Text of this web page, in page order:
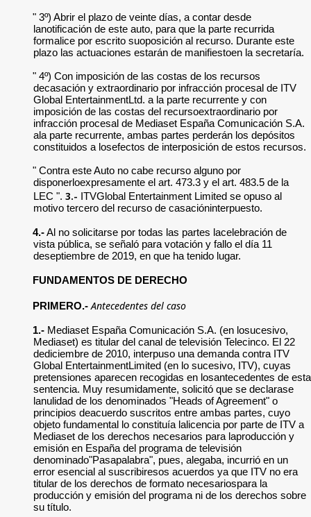
" 3º) Abrir el plazo de veinte días, a contar desde
lanotificación de este auto, para que la parte recurrida
formalice por escrito suoposición al recurso. Durante este
plazo las actuaciones estarán de manifiestoen la secretaría.
" 4º) Con imposición de las costas de los recursos
decasación y extraordinario por infracción procesal de ITV
Global EntertainmentLtd. a la parte recurrente y con
imposición de las costas del recursoextraordinario por
infracción procesal de Mediaset España Comunicación S.A.
ala parte recurrente, ambas partes perderán los depósitos
constituidos a losefectos de interposición de estos recursos.
" Contra este Auto no cabe recurso alguno por
disponerloexpresamente el art. 473.3 y el art. 483.5 de la
LEC ". 3.- ITVGlobal Entertainment Limited se opuso al
motivo tercero del recurso de casacióninterpuesto.
4.-Al no solicitarse por todas las partes lacelebración de
vista pública, se señaló para votación y fallo el día 11
deseptiembre de 2019, en que ha tenido lugar.
FUNDAMENTOS DE DERECHO
PRIMERO.- Antecedentes del caso
1.- Mediaset España Comunicación S.A. (en losucesivo,
Mediaset) es titular del canal de televisión Telecinco. El 22
dediciembre de 2010, interpuso una demanda contra ITV
Global EntertainmentLimited (en lo sucesivo, ITV), cuyas
pretensiones aparecen recogidas en losantecedentes de esta
sentencia. Muy resumidamente, solicitó que se declarase
lanulidad de los denominados "Heads of Agreement" o
principios deacuerdo suscritos entre ambas partes, cuyo
objeto fundamental lo constituía lalicencia por parte de ITV a
Mediaset de los derechos necesarios para laproducción y
emisión en España del programa de televisión
denominado"Pasapalabra", pues, alegaba, incurrió en un
error esencial al suscribiresos acuerdos ya que ITV no era
titular de los derechos de formato necesariospara la
producción y emisión del programa ni de los derechos sobre
su título.